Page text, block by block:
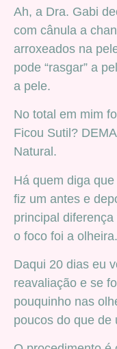
Ah, a Dra. Gabi
com cânula a
arroxeados na
pode “rasgar” a
a pele.
No total em mim
Ficou Sutil?
Natural.
Há quem diga
fiz um antes e
principal
o foco foi a
Daqui 20 dias eu
reavaliação e se
pouquinho nas
poucos do que de